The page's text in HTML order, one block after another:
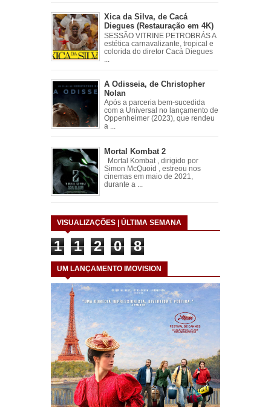
Xica da Silva, de Cacá
Diegues (Restauração em 4K)
SESSÃO VITRINE PETROBRÁS A
estética carnavalizante, tropical e
colorida do diretor Cacá Diegues
A Odisseia, de Christopher
Nolan
Após a parceria bem-sucedida
com a Universal no lançamento de
Oppenheimer (2023), que rendeu
a ...
Mortal Kombat 2
Mortal Kombat , dirigido por
Simon McQuoid , estreou nos
cinemas em maio de 2021,
durante a ...
VISUALIZAÇÕES | ÚLTIMA SEMANA
1 1 2 0 8
UM LANÇAMENTO IMOVISION